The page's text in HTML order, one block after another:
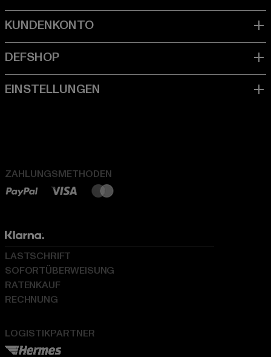
ZAHLUNGSMETHODEN
LOGISTIKPARTNER
LASTSCHRIFT
SOFORTÜBERWEISUNG
RATENKAUF
RECHNUNG